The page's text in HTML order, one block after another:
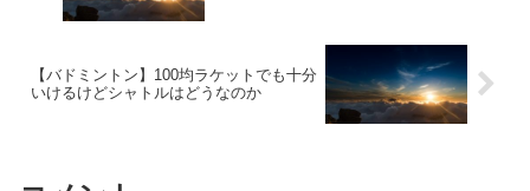
【バドミントン】100均ラケットでも十分
いけるけどシャトルはどうなのか